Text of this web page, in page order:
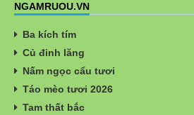
NGAMRUOU.VN
Ba kích tím
Củ đinh lăng
Nấm ngọc cẩu tươi
Táo mèo tươi 2026
Tam thất bắc